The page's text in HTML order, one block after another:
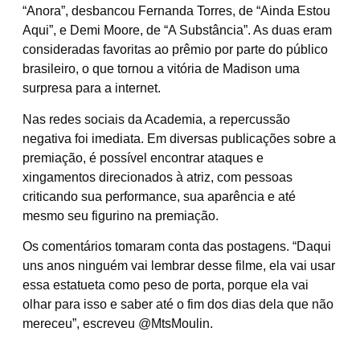
“Anora”, desbancou Fernanda Torres, de “Ainda Estou
Aqui”, e Demi Moore, de “A Substância”. As duas eram
consideradas favoritas ao prêmio por parte do público
brasileiro, o que tornou a vitória de Madison uma
surpresa para a internet.
Nas redes sociais da Academia, a repercussão
negativa foi imediata. Em diversas publicações sobre a
premiação, é possível encontrar ataques e
xingamentos direcionados à atriz, com pessoas
criticando sua performance, sua aparência e até
mesmo seu figurino na premiação.
Os comentários tomaram conta das postagens. “Daqui
uns anos ninguém vai lembrar desse filme, ela vai usar
essa estatueta como peso de porta, porque ela vai
olhar para isso e saber até o fim dos dias dela que não
mereceu”, escreveu @MtsMoulin.